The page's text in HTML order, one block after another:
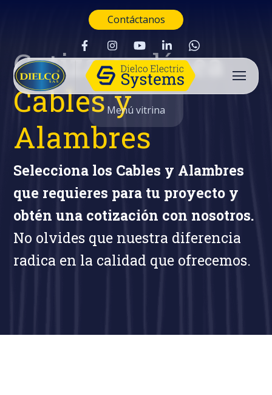
Contáctanos
Buscar
Menú vitrina
Cotiza en línea
Cables y
Alambres
Selecciona los Cables y Alambres
que requieres para tu proyecto y
obtén una cotización con nosotros.
No olvides que nuestra diferencia
radica en la calidad que ofrecemos.